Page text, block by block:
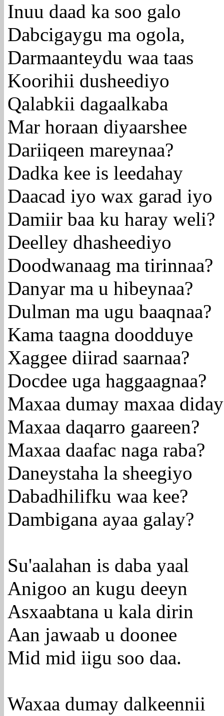
Inuu daad ka soo galo
Dabcigaygu ma ogola,
Darmaanteydu waa taas
Koorihii dusheediyo
Qalabkii dagaalkaba
Mar horaan diyaarshee
Dariiqeen mareynaa?
Dadka kee is leedahay
Daacad iyo wax garad iyo
Damiir baa ku haray weli?
Deelley dhasheediyo
Doodwanaag ma tirinnaa?
Danyar ma u hibeynaa?
Dulman ma ugu baaqnaa?
Kama taagna doodduye
Xaggee diirad saarnaa?
Docdee uga haggaagnaa?
Maxaa dumay maxaa
Maxaa daqarro gaareen?
Maxaa daafac naga raba?
Daneystaha la sheegiyo
Dabadhilifku waa kee?
Dambigana ayaa galay?
Su'aalahan is daba yaal
Anigoo an kugu deeyn
Asxaabtana u kala dirin
Aan jawaab u doonee
Mid mid iigu soo daa.
Waxaa dumay dalkeennii